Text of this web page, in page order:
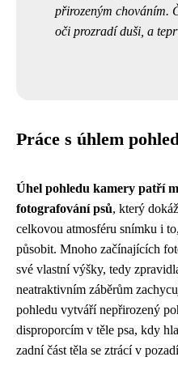
přirozeným chováním.
oči prozradí duši, a
Práce s úhlem
Úhel pohledu kamery patří
fotografování psů, který
celkovou atmosféru snímku i
působit. Mnoho začínajících
své vlastní výšky, tedy
neatraktivním záběrům
pohledu vytváří nepřirozený
disproporcím v těle psa, kdy
zadní část těla se ztrácí v